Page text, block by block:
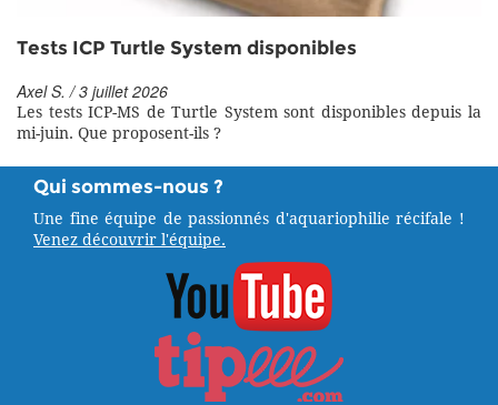
Tests ICP Turtle System disponibles
Axel S. / 3 juillet 2026
Les tests ICP-MS de Turtle System sont disponibles depuis la
mi-juin. Que proposent-ils ?
Qui sommes-nous ?
Une fine équipe de passionnés d'aquariophilie récifale !
Venez découvrir l'équipe.